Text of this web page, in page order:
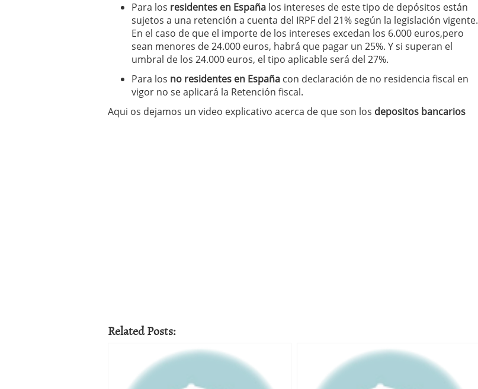
Para los residentes en España los intereses de este tipo de depósitos están
sujetos a una retención a cuenta del IRPF del 21% según la legislación vigente.
En el caso de que el importe de los intereses excedan los 6.000 euros,pero
sean menores de 24.000 euros, habrá que pagar un 25%. Y si superan el
umbral de los 24.000 euros, el tipo aplicable será del 27%.
Para los no residentes en España con declaración de no residencia fiscal en
vigor no se aplicará la Retención fiscal.
Aqui os dejamos un video explicativo acerca de que son los depositos bancarios
Related Posts: